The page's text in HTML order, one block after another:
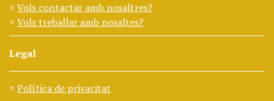
Vols contactar amb nosaltres?
Vols treballar amb nosaltes?
Legal
Política de privacitat